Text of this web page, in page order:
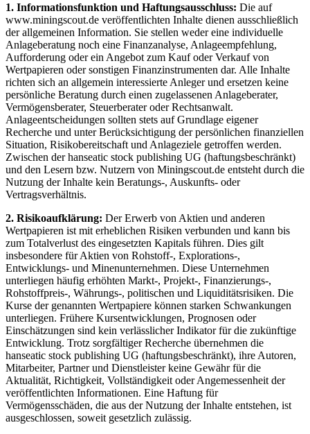
1. Informationsfunktion und Haftungsausschluss: Die auf
www.miningscout.de veröffentlichten Inhalte dienen ausschließlich
der allgemeinen Information. Sie stellen weder eine individuelle
Anlageberatung noch eine Finanzanalyse, Anlageempfehlung,
Aufforderung oder ein Angebot zum Kauf oder Verkauf von
Wertpapieren oder sonstigen Finanzinstrumenten dar. Alle Inhalte
richten sich an allgemein interessierte Anleger und ersetzen keine
persönliche Beratung durch einen zugelassenen Anlageberater,
Vermögensberater, Steuerberater oder Rechtsanwalt.
Anlageentscheidungen sollten stets auf Grundlage eigener
Recherche und unter Berücksichtigung der persönlichen finanziellen
Situation, Risikobereitschaft und Anlageziele getroffen werden.
Zwischen der hanseatic stock publishing UG (haftungsbeschränkt)
und den Lesern bzw. Nutzern von Miningscout.de entsteht durch die
Nutzung der Inhalte kein Beratungs-, Auskunfts- oder
Vertragsverhältnis.
2. Risikoaufklärung: Der Erwerb von Aktien und anderen
Wertpapieren ist mit erheblichen Risiken verbunden und kann bis
zum Totalverlust des eingesetzten Kapitals führen. Dies gilt
insbesondere für Aktien von Rohstoff-, Explorations-,
Entwicklungs- und Minenunternehmen. Diese Unternehmen
unterliegen häufig erhöhten Markt-, Projekt-, Finanzierungs-,
Rohstoffpreis-, Währungs-, politischen und Liquiditätsrisiken. Die
Kurse der genannten Wertpapiere können starken Schwankungen
unterliegen. Frühere Kursentwicklungen, Prognosen oder
Einschätzungen sind kein verlässlicher Indikator für die zukünftige
Entwicklung. Trotz sorgfältiger Recherche übernehmen die
hanseatic stock publishing UG (haftungsbeschränkt), ihre Autoren,
Mitarbeiter, Partner und Dienstleister keine Gewähr für die
Aktualität, Richtigkeit, Vollständigkeit oder Angemessenheit der
veröffentlichten Informationen. Eine Haftung für
Vermögensschäden, die aus der Nutzung der Inhalte entstehen, ist
ausgeschlossen, soweit gesetzlich zulässig.